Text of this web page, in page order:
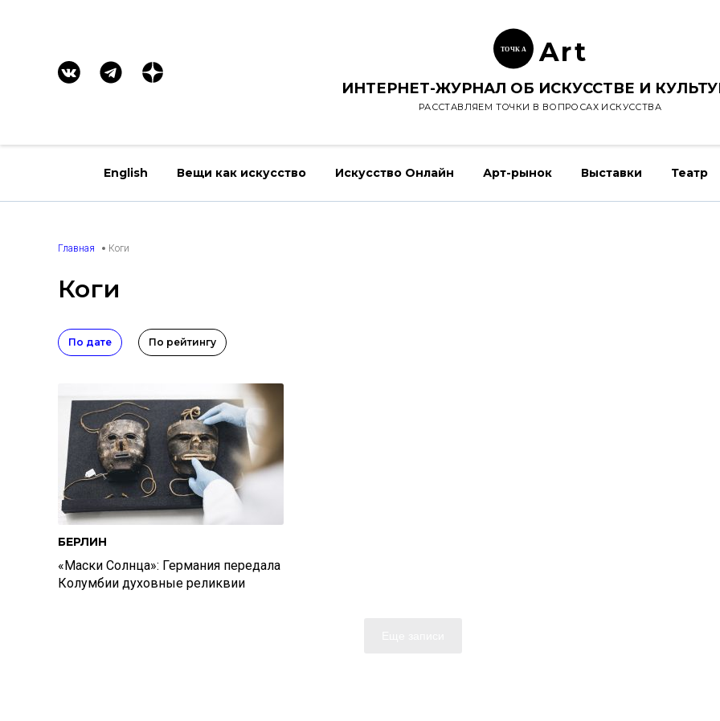
ТОЧК А Art
ИНТЕРНЕТ-ЖУРНАЛ ОБ ИСКУССТВЕ И
РАССТАВЛЯЕМ ТОЧКИ В ВОПРОСАХ ИСКУССТВА
English Вещи как искусство Искусство Онлайн Арт-рынок Выставки Театр
Главная Коги
Коги
По дате По рейтингу
БЕРЛИН
«Маски Солнца»: Германия передала
Колумбии духовные реликвии